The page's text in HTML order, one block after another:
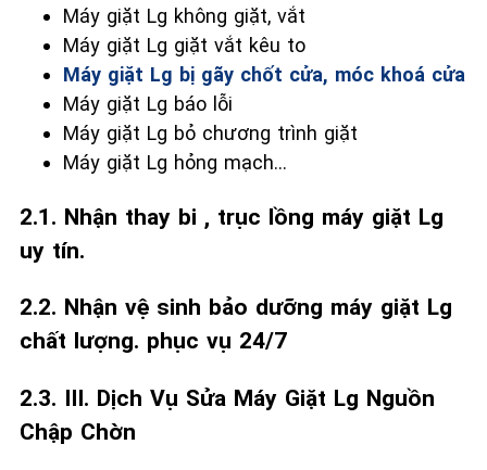
Máy giặt Lg không giặt, vắt
Máy giặt Lg giặt vắt kêu to
Máy giặt Lg bị gãy chốt cửa, móc khoá cửa
Máy giặt Lg báo lỗi
Máy giặt Lg bỏ chương trình giặt
Máy giặt Lg hỏng mạch…
2.1. Nhận thay bi , trục lồng máy giặt Lg
uy tín.
2.2. Nhận vệ sinh bảo dưỡng máy giặt Lg
chất lượng. phục vụ 24/7
2.3. III. Dịch Vụ Sửa Máy Giặt Lg Nguồn
Chập Chờn